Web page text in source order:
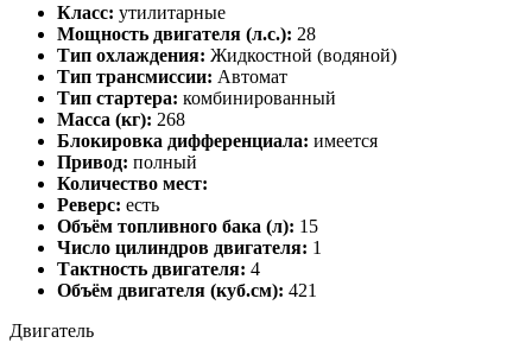
Класс: утилитарные
Мощность двигателя (л.с.): 28
Тип охлаждения: Жидкостной (водяной)
Тип трансмиссии: Автомат
Тип стартера: комбинированный
Масса (кг): 268
Блокировка дифференциала: имеется
Привод: полный
Количество мест:
Реверс: есть
Объём топливного бака (л): 15
Число цилиндров двигателя: 1
Тактность двигателя: 4
Объём двигателя (куб.см): 421
Двигатель